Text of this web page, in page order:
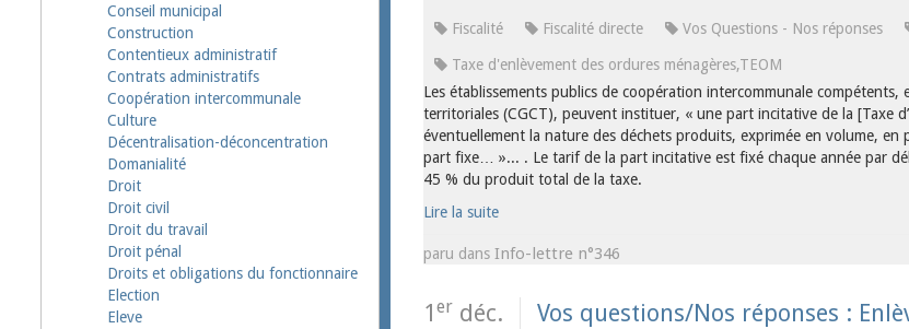
Conseil municipal
Construction
Contentieux administratif
Contrats administratifs
Coopération intercommunale
Culture
Décentralisation-déconcentration
Domanialité
Droit
Droit civil
Droit du travail
Droit pénal
Droits et obligations du fonctionnaire
Election
Eleve
Fiscalité Fiscalité directe Vos Questions - Nos réponses
Taxe d'enlèvement des ordures ménagères,TEOM
Les établissements publics de coopération intercommunale
territoriales (CGCT), peuvent instituer, « une part incitative de la [Taxe
éventuellement la nature des déchets produits, exprimée en volume,
part fixe… »... . Le tarif de la part incitative est fixé chaque année par
45 % du produit total de la taxe.
Lire la suite
paru dans Info-lettre n°346
1 er déc.
Vos questions/Nos réponses :